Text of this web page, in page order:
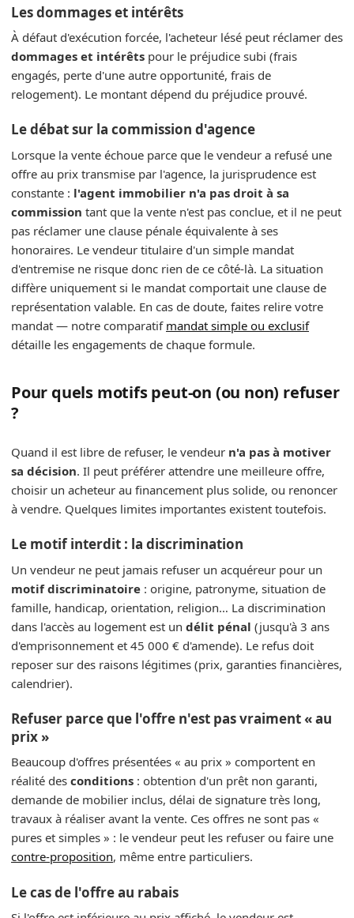
Les dommages et intérêts
À défaut d'exécution forcée, l'acheteur lésé peut réclamer des
dommages et intérêts pour le préjudice subi (frais
engagés, perte d'une autre opportunité, frais de
relogement). Le montant dépend du préjudice prouvé.
Le débat sur la commission d'agence
Lorsque la vente échoue parce que le vendeur a refusé une
offre au prix transmise par l'agence, la jurisprudence est
constante : l'agent immobilier n'a pas droit à sa
commission tant que la vente n'est pas conclue, et il ne peut
pas réclamer une clause pénale équivalente à ses
honoraires. Le vendeur titulaire d'un simple mandat
d'entremise ne risque donc rien de ce côté-là. La situation
diffère uniquement si le mandat comportait une clause de
représentation valable. En cas de doute, faites relire votre
mandat — notre comparatif mandat simple ou exclusif
détaille les engagements de chaque formule.
Pour quels motifs peut-on (ou non) refuser
?
Quand il est libre de refuser, le vendeur n'a pas à motiver
sa décision. Il peut préférer attendre une meilleure offre,
choisir un acheteur au financement plus solide, ou renoncer
à vendre. Quelques limites importantes existent toutefois.
Le motif interdit : la discrimination
Un vendeur ne peut jamais refuser un acquéreur pour un
motif discriminatoire : origine, patronyme, situation de
famille, handicap, orientation, religion… La discrimination
dans l'accès au logement est un délit pénal (jusqu'à 3 ans
d'emprisonnement et 45 000 € d'amende). Le refus doit
reposer sur des raisons légitimes (prix, garanties financières,
calendrier).
Refuser parce que l'offre n'est pas vraiment « au
prix »
Beaucoup d'offres présentées « au prix » comportent en
réalité des conditions : obtention d'un prêt non garanti,
demande de mobilier inclus, délai de signature très long,
travaux à réaliser avant la vente. Ces offres ne sont pas «
pures et simples » : le vendeur peut les refuser ou faire une
contre-proposition, même entre particuliers.
Le cas de l'offre au rabais